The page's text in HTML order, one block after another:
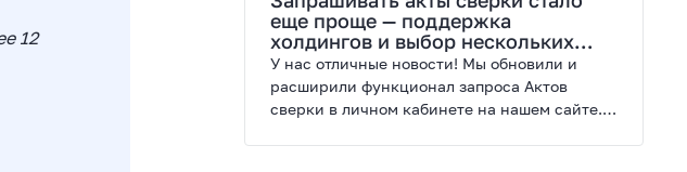
12
еще проще — поддержка
холдингов и выбор нескольких
периодов
У нас отличные новости! Мы обновили и
расширили функционал запроса Актов
сверки в личном кабинете на нашем сайте.